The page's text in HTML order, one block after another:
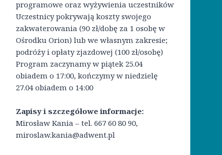
programowe oraz wyżywienia uczestników
Uczestnicy pokrywają koszty swojego
zakwaterowania (90 zł/dobę za 1 osobę w
Ośrodku Orion) lub we własnym zakresie;
podróży i opłaty zjazdowej (100 zł/osobę)
Program zaczynamy w piątek 25.04
obiadem o 17:00, kończymy w niedzielę
27.04 obiadem o 14:00
Zapisy i szczegółowe informacje:
Mirosław Kania – tel. 667 60 80 90,
miroslaw.kania@adwent.pl